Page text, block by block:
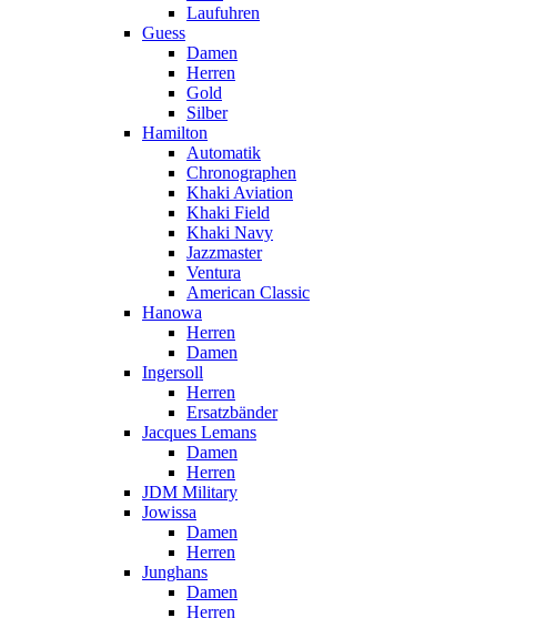
Laufuhren
Guess
Damen
Herren
Gold
Silber
Hamilton
Automatik
Chronographen
Khaki Aviation
Khaki Field
Khaki Navy
Jazzmaster
Ventura
American Classic
Hanowa
Herren
Damen
Ingersoll
Herren
Ersatzbänder
Jacques Lemans
Damen
Herren
JDM Military
Jowissa
Damen
Herren
Junghans
Damen
Herren